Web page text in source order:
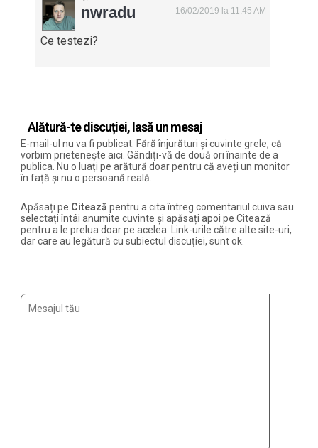
nwradu 16/02/2019 la 11:45 AM
Ce testezi?
Alătură-te discuției, lasă un mesaj
E-mail-ul nu va fi publicat. Fără înjurături și cuvinte grele, că
vorbim prietenește aici. Gândiți-vă de două ori înainte de a
publica. Nu o luați pe arătură doar pentru că aveți un monitor
în față și nu o persoană reală.
Apăsați pe Citează pentru a cita întreg comentariul cuiva sau
selectați întâi anumite cuvinte și apăsați apoi pe Citează
pentru a le prelua doar pe acelea. Link-urile către alte site-uri,
dar care au legătură cu subiectul discuției, sunt ok.